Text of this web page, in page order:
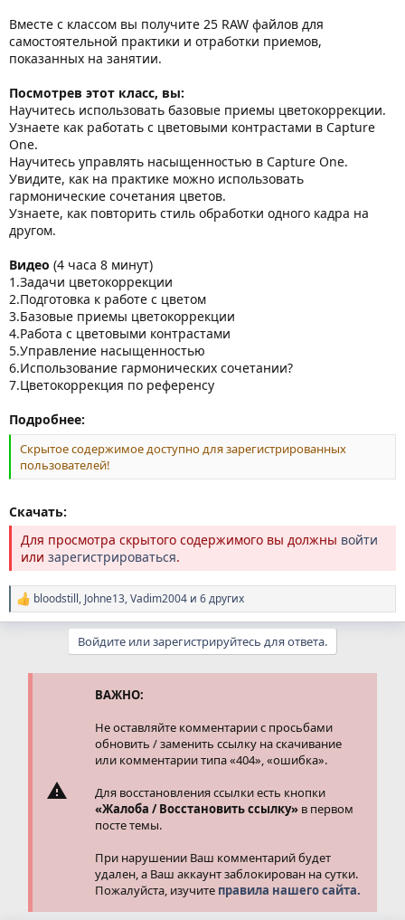
Вместе с классом вы получите 25 RAW файлов для
самостоятельной практики и отработки приемов,
показанных на занятии.
Посмотрев этот класс, вы:
Научитесь использовать базовые приемы цветокоррекции.
Узнаете как работать с цветовыми контрастами в Capture
One.
Научитесь управлять насыщенностью в Capture One.
Увидите, как на практике можно использовать
гармонические сочетания цветов.
Узнаете, как повторить стиль обработки одного кадра на
другом.
Видео (4 часа 8 минут)
1.Задачи цветокоррекции
2.Подготовка к работе с цветом
3.Базовые приемы цветокоррекции
4.Работа с цветовыми контрастами
5.Управление насыщенностью
6.Использование гармонических сочетании?
7.Цветокоррекция по референсу
Подробнее:
Скрытое содержимое доступно для зарегистрированных
пользователей!
Скачать:
Для просмотра скрытого содержимого вы должны войти
или зарегистрироваться.
Р
е
bloodstill, Johne13,Vadim2004 и 6 других
Войдите или зарегистрируйтесь для ответа.
ВАЖНО:
Не оставляйте комментарии с просьбами
обновить / заменить ссылку на скачивание
или комментарии типа «404», «ошибка».
Для восстановления ссылки есть кнопки
«Жалоба / Восстановить ссылку» в первом
посте темы.
При нарушении Ваш комментарий будет
удален, а Ваш аккаунт заблокирован на сутки.
Пожалуйста, изучите правила нашего сайта.